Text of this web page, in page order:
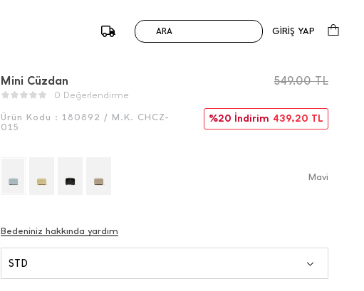
ARA GİRİŞ YAP
Mini Cüzdan
0 Değerlendirme
Ürün Kodu : 180892 / M.K. CHCZ-
015
549,00TL
%20 İndirim 439,20 TL
Mavi̇
Bedeniniz hakkında yardım
STD